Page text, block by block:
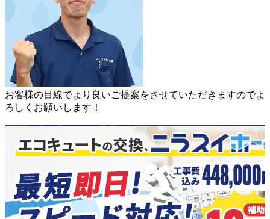
お客様の目線でより良いご提案をさせていただきますのでよ
ろしくお願いします！